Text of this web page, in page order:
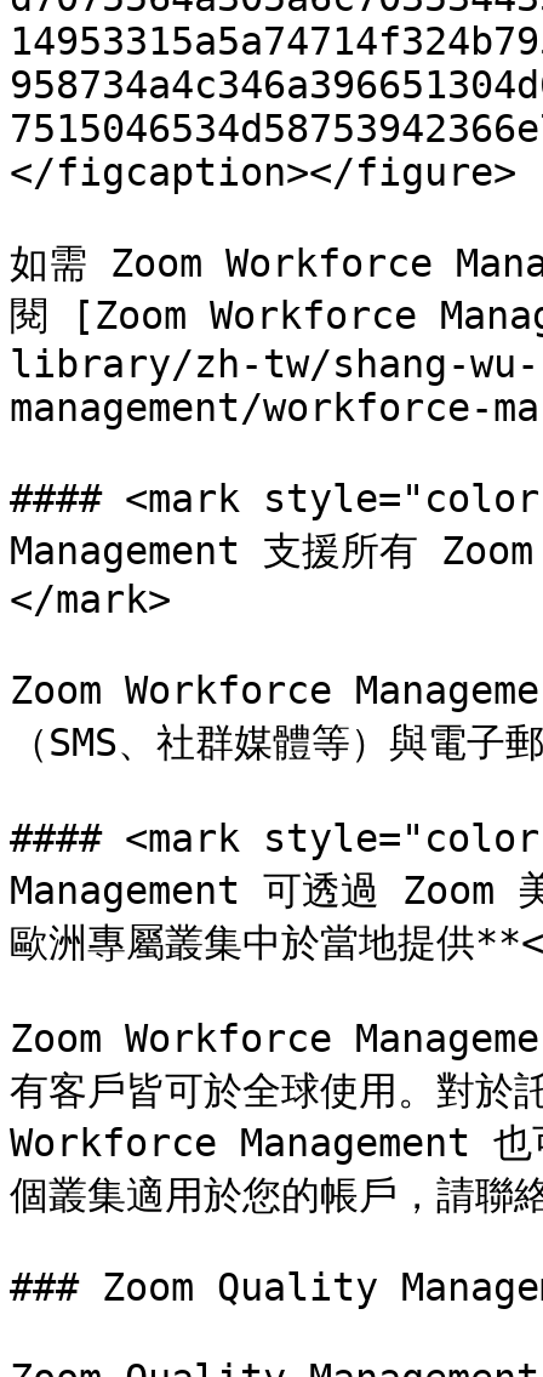
</figcaption></figure>
如需 Zoom Workforce
閱 [Zoom Workforce
library/zh-tw/shang-wu-
management/workforce-
#### <mark
Management 支援所有
</mark>
Zoom Workforce
（SMS、社群媒體等）與電子
#### <mark
Management 可透過 Zoom
歐洲專屬叢集中於當地提供
Zoom Workforce
有客戶皆可於全球使用。對於
Workforce Management 也
個叢集適用於您的帳戶，請聯
### Zoom Quality